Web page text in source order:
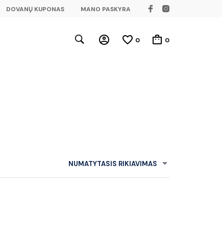
DOVANŲ KUPONAS MANO PASKYRA
0 0
NUMATYTASIS RIKIAVIMAS